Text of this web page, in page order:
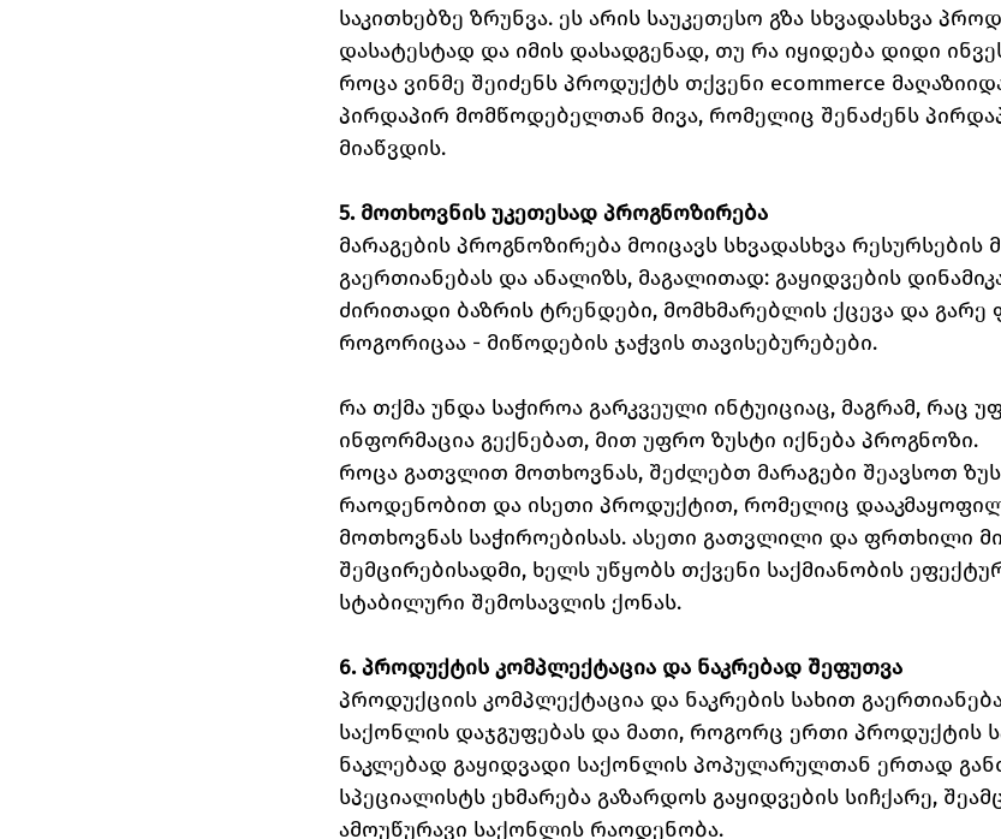
საკითხებზე ზრუნვა. ეს არის საუკეთესო გზა სხვადასხვა
დასატესტად და იმის დასადგენად, თუ რა იყიდება დიდი
როცა ვინმე შეიძენს პროდუქტს თქვენი ecommerce
პირდაპირ მომწოდებელთან მივა, რომელიც შენაძენს
მიაწვდის.
5. მოთხოვნის უკეთესად პროგნოზირება
მარაგების პროგნოზირება მოიცავს სხვადასხვა რესურსების
გაერთიანებას და ანალიზს, მაგალითად: გაყიდვების
ძირითადი ბაზრის ტრენდები, მომხმარებლის ქცევა და გარე
როგორიცაა - მიწოდების ჯაჭვის თავისებურებები.
რა თქმა უნდა საჭიროა გარკვეული ინტუიციაც, მაგრამ, რაც
ინფორმაცია გექნებათ, მით უფრო ზუსტი იქნება პროგნოზი.
როცა გათვლით მოთხოვნას, შეძლებთ მარაგები შეავსოთ
რაოდენობით და ისეთი პროდუქტით, რომელიც
მოთხოვნას საჭიროებისას. ასეთი გათვლილი და ფრთხილი
შემცირებისადმი, ხელს უწყობს თქვენი საქმიანობის
სტაბილური შემოსავლის ქონას.
6. პროდუქტის კომპლექტაცია და ნაკრებად შეფუთვა
პროდუქციის კომპლექტაცია და ნაკრების სახით
საქონლის დაჯგუფებას და მათი, როგორც ერთი პროდუქტის
ნაკლებად გაყიდვადი საქონლის პოპულარულთან ერთად
სპეციალისტს ეხმარება გაზარდოს გაყიდვების სიჩქარე,
ამოუწურავი საქონლის რაოდენობა.